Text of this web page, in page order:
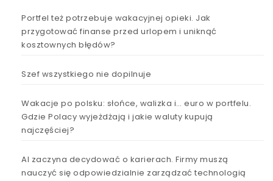
Portfel też potrzebuje wakacyjnej opieki. Jak
przygotować finanse przed urlopem i uniknąć
kosztownych błędów?
Szef wszystkiego nie dopilnuje
Wakacje po polsku: słońce, walizka i… euro w portfelu.
Gdzie Polacy wyjeżdżają i jakie waluty kupują
najczęściej?
AI zaczyna decydować o karierach. Firmy muszą
nauczyć się odpowiedzialnie zarządzać technologią